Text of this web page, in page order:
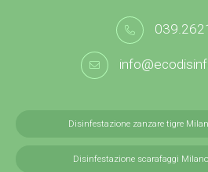
Disinfestazione zanzare tigre
Disinfestazione scarafaggi